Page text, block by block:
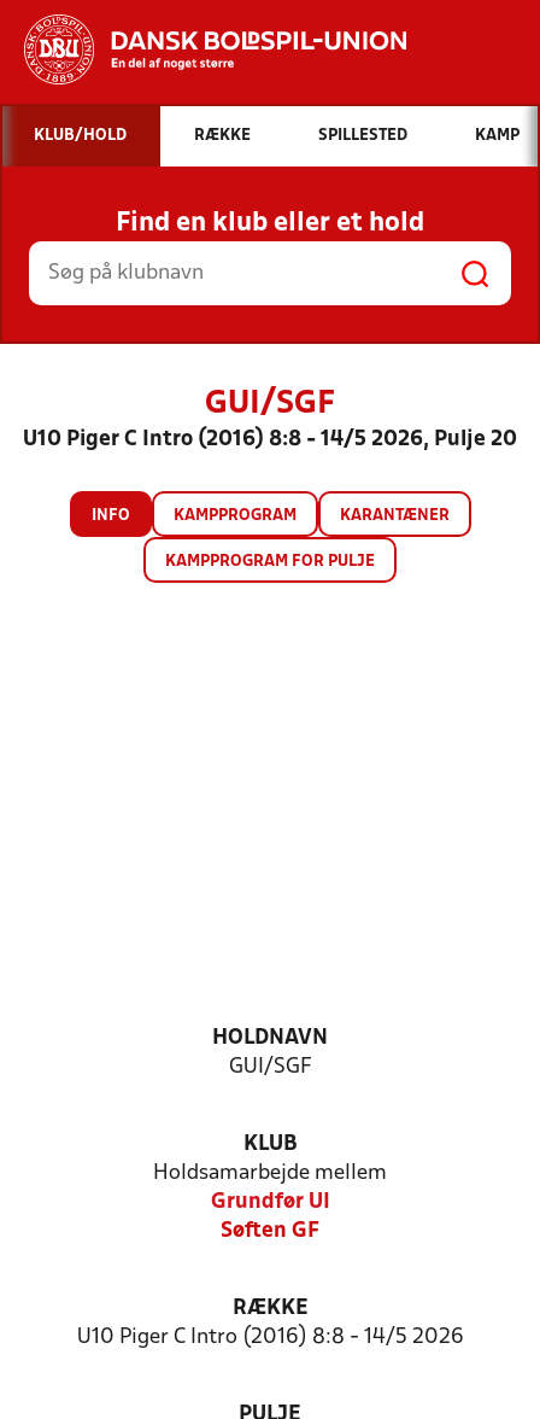
Hvad vil du søge efter?
INDHOLD OG NYHEDER
STILLINGER, RESULTATER, KLUBBER OG
HOLD
KLUB/HOLD RÆKKE SPILLESTED KAMP
Find en klub eller et hold
GUI/SGF
U10 Piger C Intro (2016) 8:8 - 14/5 2026, Pulje 20
INFO KAMPPROGRAM KARANTÆNER
KAMPPROGRAM FOR PULJE
HOLDNAVN
GUI/SGF
KLUB
Holdsamarbejde mellem
Grundfør UI
Søften GF
RÆKKE
U10 Piger C Intro (2016) 8:8 - 14/5 2026
PULJE